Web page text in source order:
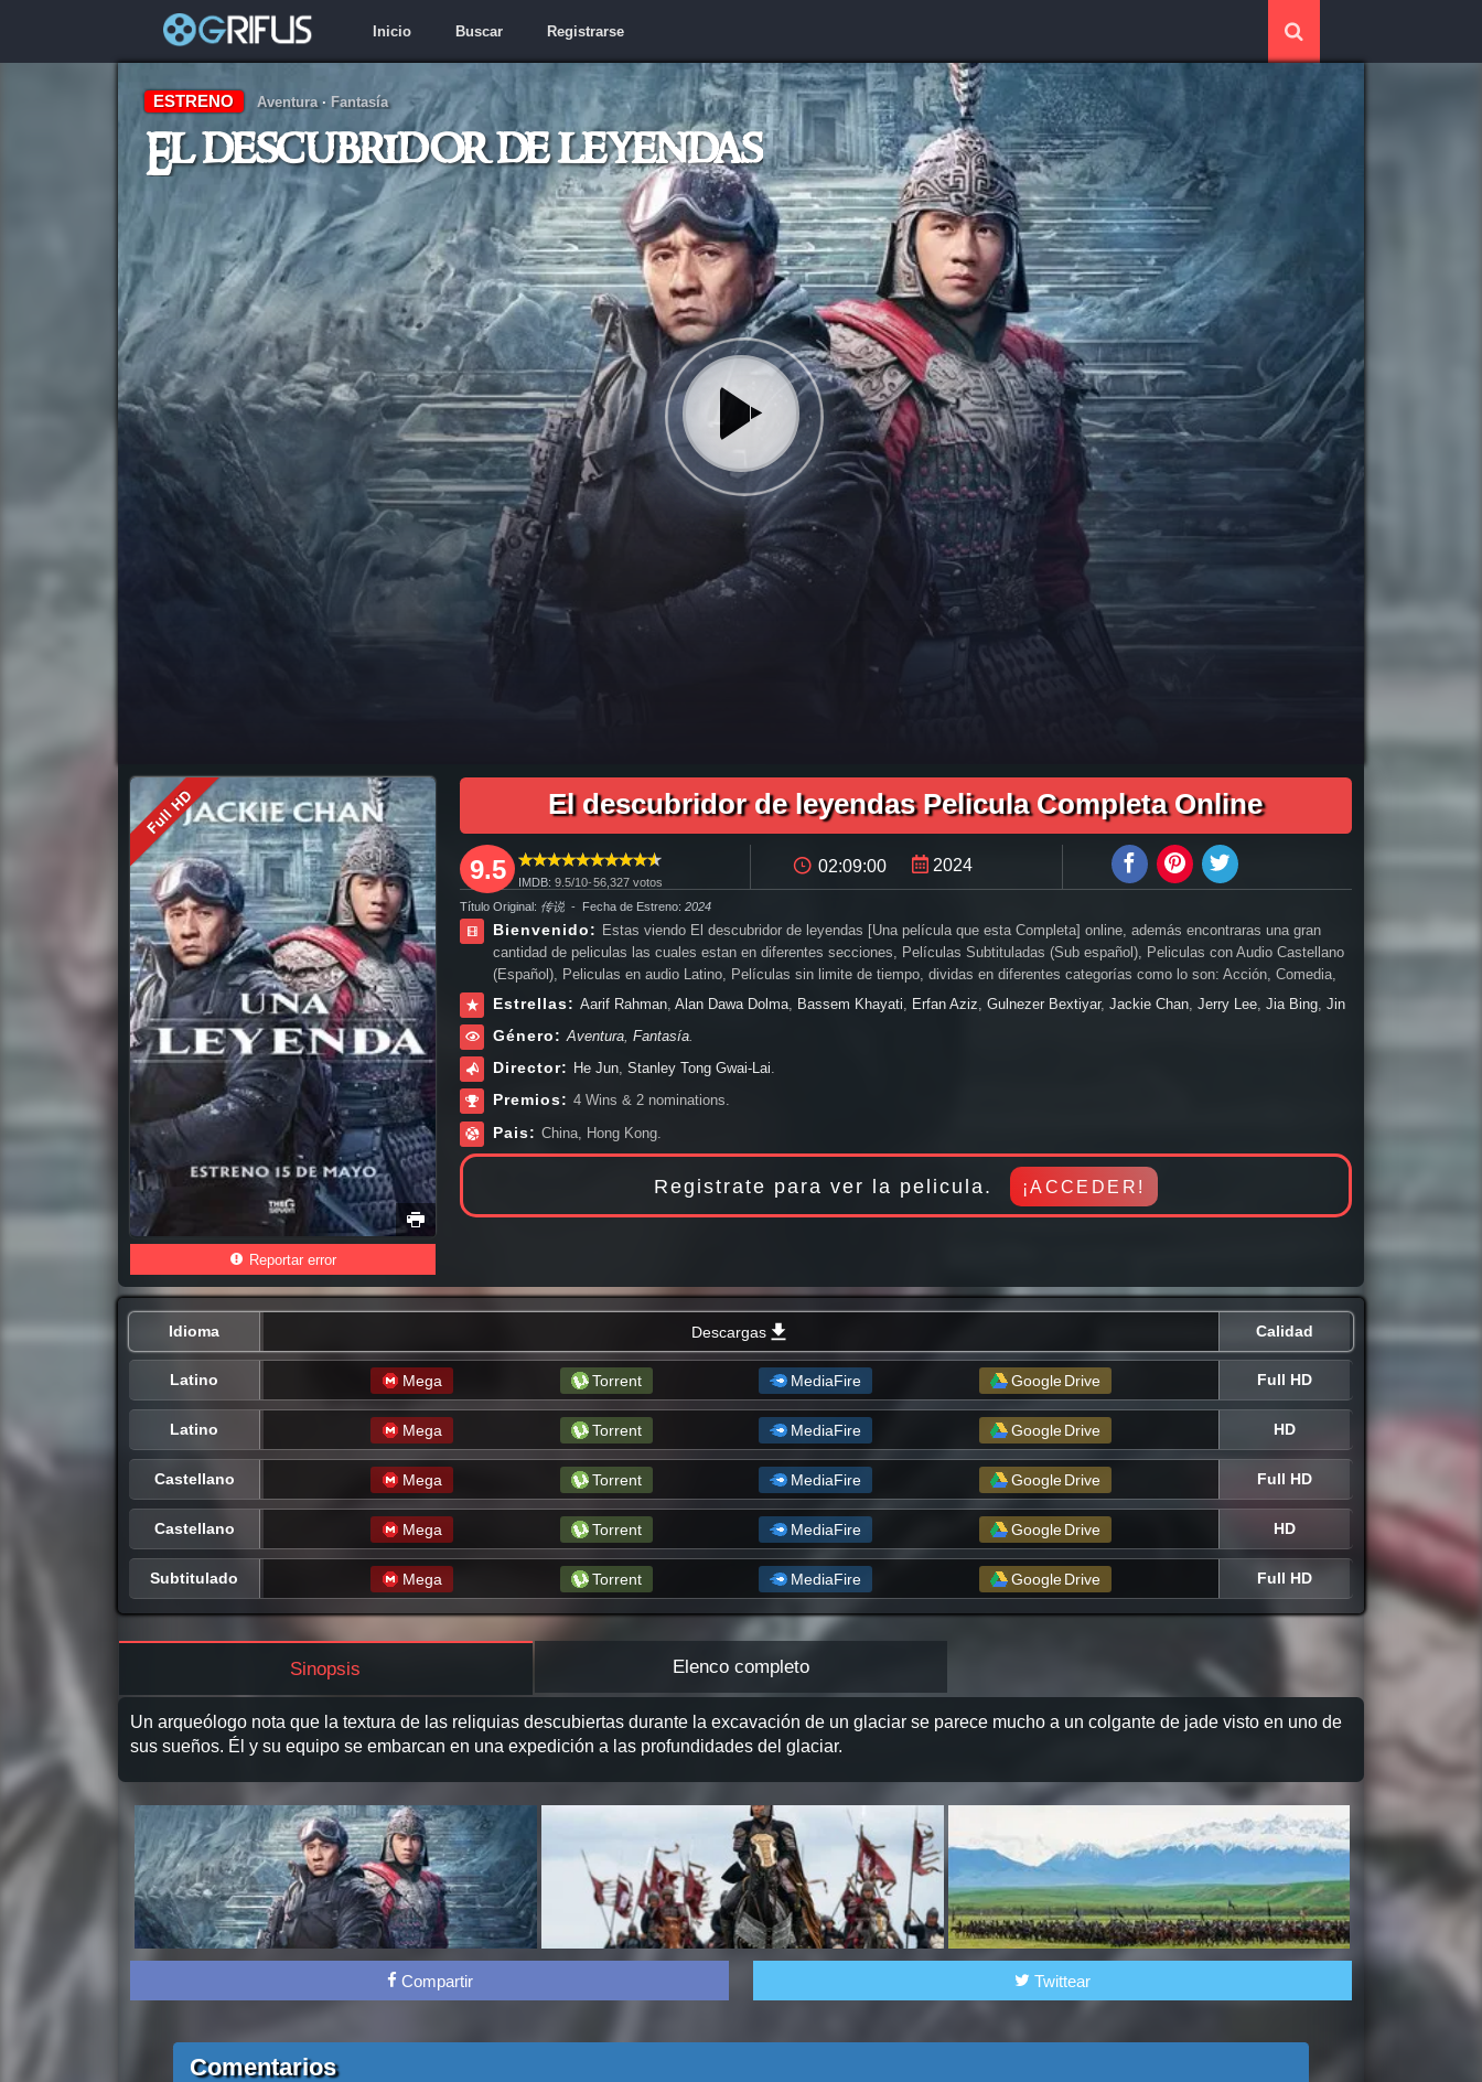
Inicio Buscar Registrarse
ESTRENO Aventura· Fantasía
El descubridor de leyendas
en español, El descubridor de leyendas pelicula completa en español latino, trailer El descubridor de leyendas, El descubridor de leyendas trailer, ver trailer El descubridor de leyendas español, trailer en español El descubridor de leyendas, El descubridor de leyendas trailer español latino, El descubridor de leyendas descargar torrent gratis, descargar pelicula completa El descubridor de leyendas hd, descargar El descubridor de leyendas pelicula completa, descargar El descubridor de
leyendas pelicula completa torrent, descargar El descubridor de leyendas pelicula completa utorrent, descargar El descubridor de leyendas pelicula completa mega, descargar El descubridor de leyendas pelicula completa gratis, El descubridor de leyendas descargar pelicula completa gratis, El descubridor de leyendas descargar pelicula completa hd, descargar pelicula El descubridor de leyendas gratis, descargar pelicula El descubridor de leyendas completa, en Español, en Español
Latino, en Latino, ver El descubridor de leyendas Online, ver gratis El descubridor de leyendas online, ver pelicula El descubridor de leyendas online, ver El descubridor de leyendas online megavideo, ver pelicula El descubridor de leyendas online gratis, ver online El descubridor de leyendas, El descubridor de leyendas online ver pelicula, ver estreno El descubridor de leyendas online, El descubridor de leyendas online ver, El descubridor de leyendas ver online, Ver Pelicula El
descubridor de leyendas Español Latino, Pelicula El descubridor de leyendas Latino Online, Pelicula El descubridor de leyendas Español Online, Pelicula El descubridor de leyendas Subtitulado,
Full HD
Reportar error
El descubridor de leyendas Pelicula Completa Online
9.5 IMDB: 9.5/10-56,327 votos
02:09:00 2024
Título Original: 传说 - Fecha de Estreno:2024
Bienvenido: Estas viendo El descubridor de leyendas [Una película que esta Completa] online, además encontraras una gran
cantidad de peliculas las cuales estan en diferentes secciones, Películas Subtituladas (Sub español), Peliculas con Audio Castellano
(Español), Peliculas en audio Latino, Películas sin limite de tiempo, dividas en diferentes categorías como lo son: Acción, Comedia,
Aventura, Guerra (Bélico), Documentales, Ciencia Ficción, Drama, Fantástico, Infantil, Intriga, Terror / Miedo, Romance, Suspenso,
bien viendo El descubridor de leyendas completa online.
Estrellas:Aarif Rahman ,Alan Dawa Dolma Bassem Khayati Erfan Aziz ,Gulnezer Bextiyar,Jackie Chan ,Jerry Lee ,Jia Bing ,Jin
Qiaoqiao
Zhang Yixing
Género:Aventura ,Fantasía
Director: He Jun,Stanley Tong Gwai-Lai.
Premios:4 Wins & 2 nominations.
Pais:China, Hong Kong.
Registrate para ver la pelicula. ¡ACCEDER!
Idioma Descargas Calidad
Latino Mega Torrent MediaFire GoogleDrive Full HD
Latino Mega Torrent MediaFire GoogleDrive HD
Castellano Mega Torrent MediaFire GoogleDrive Full HD
Castellano Mega Torrent MediaFire GoogleDrive HD
Subtitulado Mega Torrent MediaFire GoogleDrive Full HD
Sinopsis Elenco completo
Un arqueólogo nota que la textura de las reliquias descubiertas durante la excavación de un glaciar se parece mucho a un colgante de jade visto en uno de
sus sueños. Él y su equipo se embarcan en una expedición a las profundidades del glaciar.
Compartir Twittear
Comentarios